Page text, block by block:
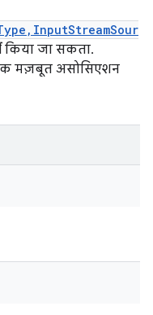
जा सकता.
मज़बूत असोसिएशन